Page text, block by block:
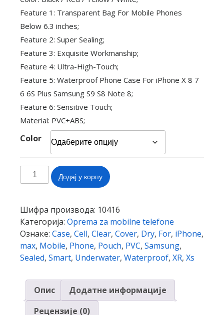
Feature 1: Transparent Bag For Mobile Phones
Below 6.3 inches;
Feature 2: Super Sealing;
Feature 3: Exquisite Workmanship;
Feature 4: Ultra-High-Touch;
Feature 5: Waterproof Phone Case For iPhone X 8 7
6 6S Plus Samsung S9 S8 Note 8;
Feature 6: Sensitive Touch;
Material: PVC+ABS;
Color
Waterproof
Mobile
Case
For
iPhone
X
Xs
Xr
7
Додај у корпу
Шифра производа: 10416
Категорија: Oprema za mobilne telefone
Ознаке: Case, Cell, Clear, Cover, Dry, For, iPhone,
max, Mobile, Phone, Pouch, PVC, Samsung,
Sealed, Smart, Underwater, Waterproof, XR, Xs
Опис
Додатне информације
Рецензије (0)